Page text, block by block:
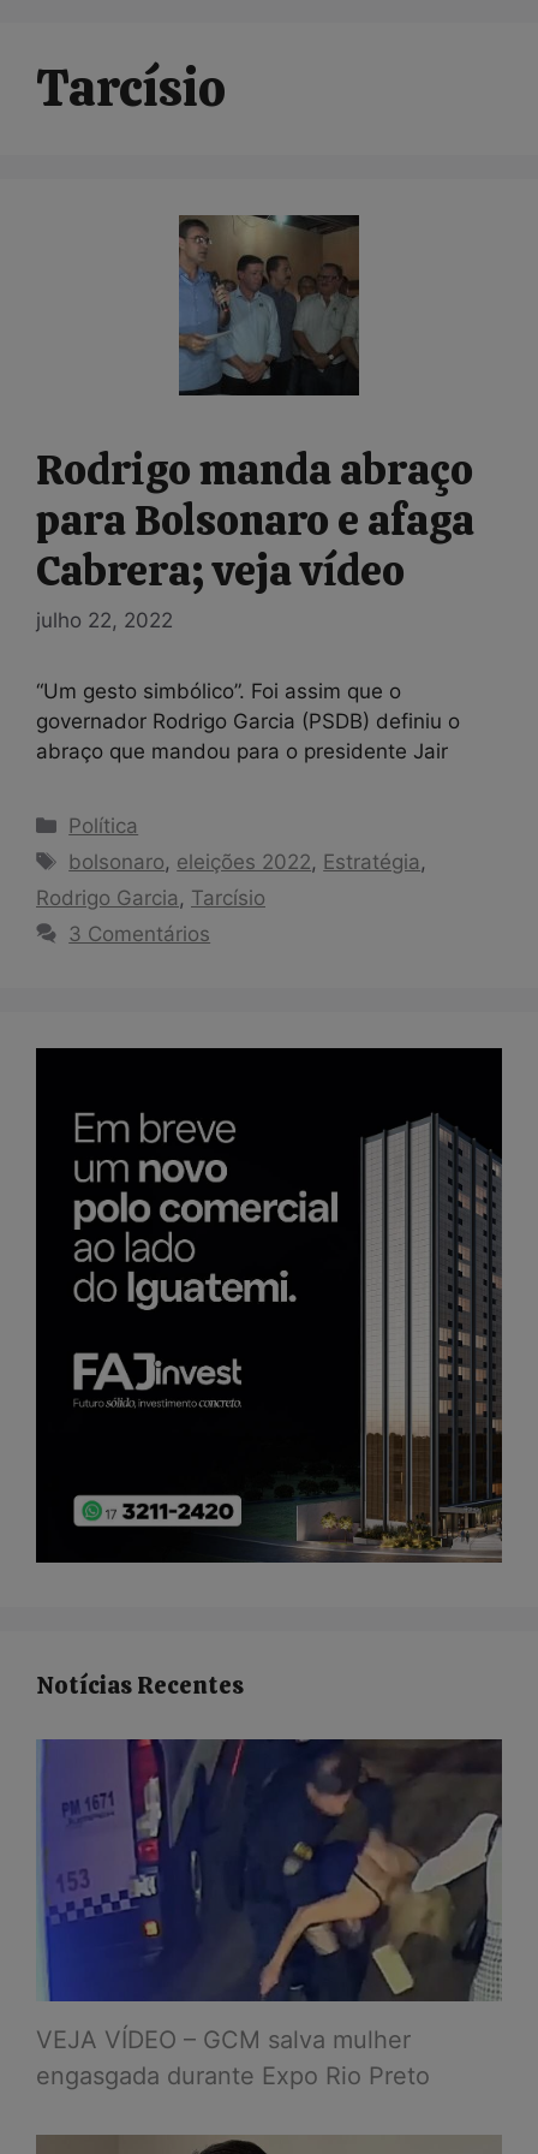
Tarcísio
Rodrigo manda abraço
para Bolsonaro e afaga
Cabrera; veja vídeo
julho 22, 2022
“Um gesto simbólico”. Foi assim que o
governador Rodrigo Garcia (PSDB) definiu o
abraço que mandou para o presidente Jair
Categorias
Política
Tags
bolsonaro, eleições 2022, Estratégia ,
Rodrigo Garcia , Tarcísio
3 Comentários
Notícias Recentes
VEJA VÍDEO – GCM salva mulher
engasgada durante Expo Rio Preto